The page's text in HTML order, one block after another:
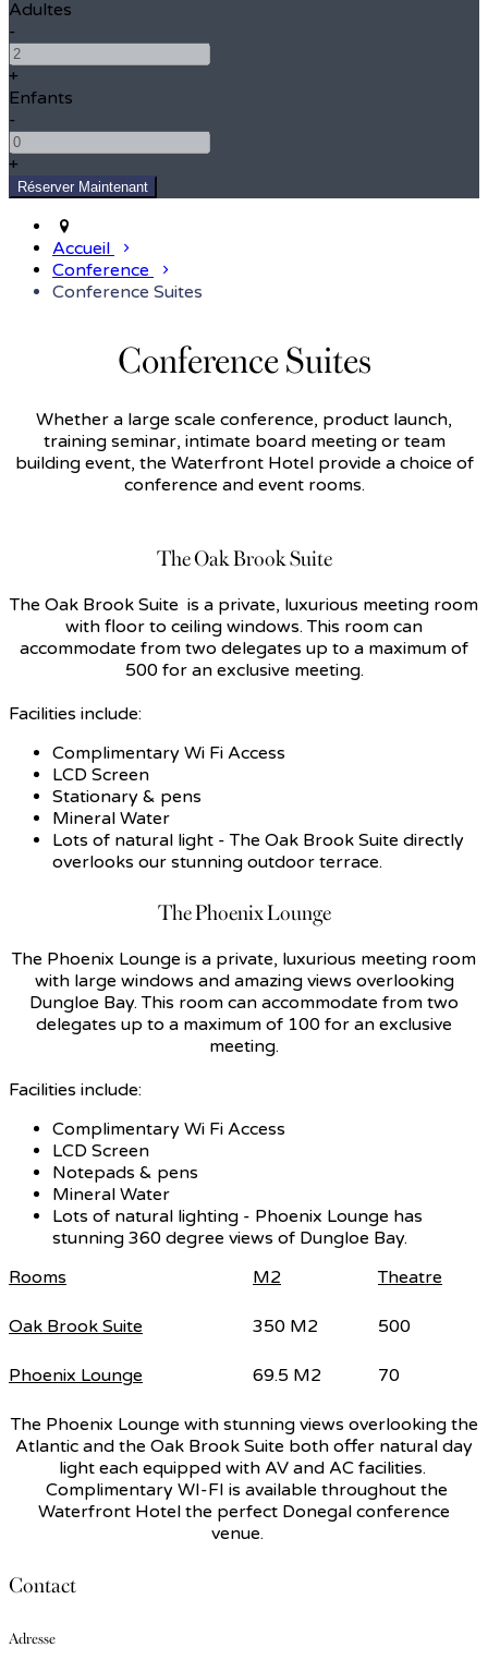
Adultes
-
+
Enfants
-
+
Accueil
Conference
Conference Suites
Conference Suites
Whether a large scale conference, product launch,
training seminar, intimate board meeting or team
building event, the Waterfront Hotel provide a choice of
conference and event rooms.
The Oak Brook Suite
The Oak Brook Suite is a private, luxurious meeting room
with floor to ceiling windows. This room can
accommodate from two delegates up to a maximum of
500 for an exclusive meeting.
Facilities include:
Complimentary Wi Fi Access
LCD Screen
Stationary & pens
Mineral Water
Lots of natural light - The Oak Brook Suite directly
overlooks our stunning outdoor terrace.
The Phoenix Lounge
The Phoenix Lounge is a private, luxurious meeting room
with large windows and amazing views overlooking
Dungloe Bay. This room can accommodate from two
delegates up to a maximum of 100 for an exclusive
meeting.
Facilities include:
Complimentary Wi Fi Access
LCD Screen
Notepads & pens
Mineral Water
Lots of natural lighting - Phoenix Lounge has
stunning 360 degree views of Dungloe Bay.
Rooms
M2 Theatre
Oak Brook Suite 350 M2 500
Phoenix Lounge 69.5 M2 70
The Phoenix Lounge with stunning views overlooking the
Atlantic and the Oak Brook Suite both offer natural day
light each equipped with AV and AC facilities.
Complimentary WI-FI is available throughout the
Waterfront Hotel the perfect Donegal conference
venue.
Contact
Adresse